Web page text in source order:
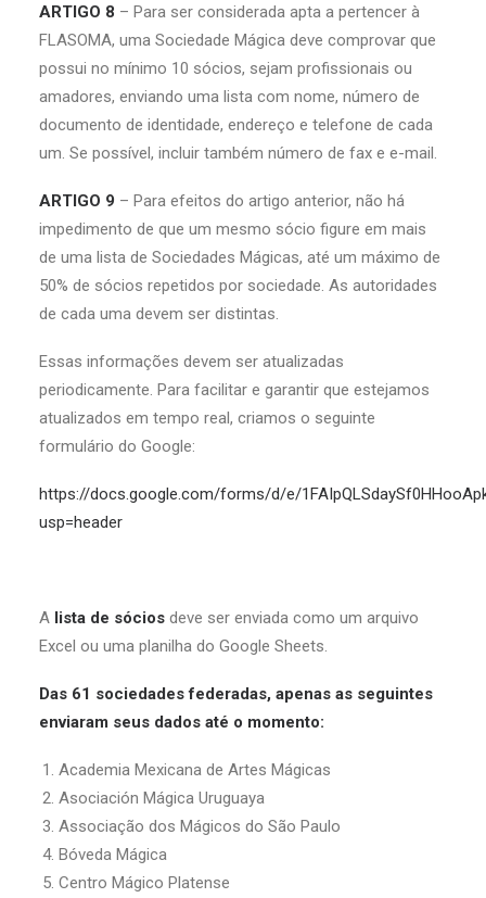
ARTIGO 8 – Para ser considerada apta a pertencer à
FLASOMA, uma Sociedade Mágica deve comprovar que
possui no mínimo 10 sócios, sejam profissionais ou
amadores, enviando uma lista com nome, número de
documento de identidade, endereço e telefone de cada
um. Se possível, incluir também número de fax e e-mail.
ARTIGO 9 – Para efeitos do artigo anterior, não há
impedimento de que um mesmo sócio figure em mais
de uma lista de Sociedades Mágicas, até um máximo de
50% de sócios repetidos por sociedade. As autoridades
de cada uma devem ser distintas.
Essas informações devem ser atualizadas
periodicamente. Para facilitar e garantir que estejamos
atualizados em tempo real, criamos o seguinte
formulário do Google:
https://docs.google.com/forms/d/e/
usp=header
A lista de sócios deve ser enviada como um arquivo
Excel ou uma planilha do Google Sheets.
Das 61 sociedades federadas, apenas as seguintes
enviaram seus dados até o momento:
Academia Mexicana de Artes Mágicas
Asociación Mágica Uruguaya
Associação dos Mágicos do São Paulo
Bóveda Mágica
Centro Mágico Platense